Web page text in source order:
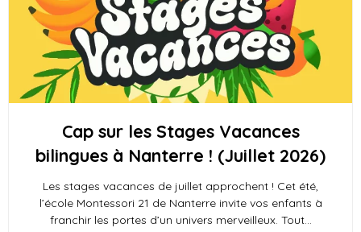
Cap sur les Stages Vacances
bilingues à Nanterre ! (Juillet 2026)
Les stages vacances de juillet approchent ! Cet été,
l’école Montessori 21 de Nanterre invite vos enfants à
franchir les portes d’un univers merveilleux. Tout